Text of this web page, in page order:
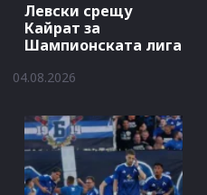
Левски срещу
Кайрат за
Шампионската лига
04.08.2026